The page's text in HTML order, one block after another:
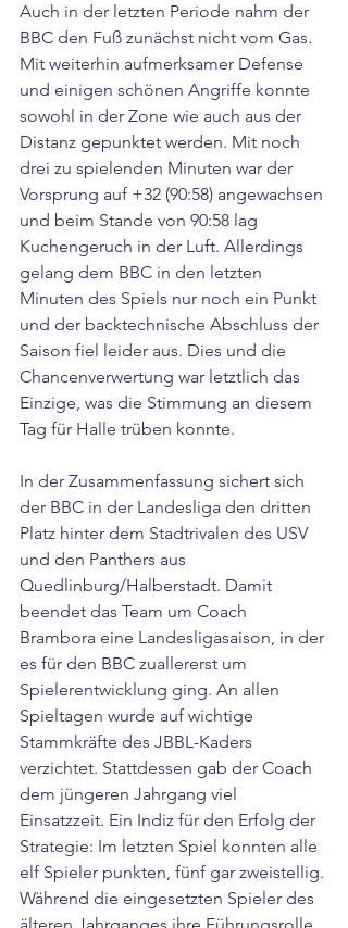
Auch in der letzten Periode nahm der
BBC den Fuß zunächst nicht vom Gas.
Mit weiterhin aufmerksamer Defense
und einigen schönen Angriffe konnte
sowohl in der Zone wie auch aus der
Distanz gepunktet werden. Mit noch
drei zu spielenden Minuten war der
Vorsprung auf +32 (90:58) angewachsen
und beim Stande von 90:58 lag
Kuchengeruch in der Luft. Allerdings
gelang dem BBC in den letzten
Minuten des Spiels nur noch ein Punkt
und der backtechnische Abschluss der
Saison fiel leider aus. Dies und die
Chancenverwertung war letztlich das
Einzige, was die Stimmung an diesem
Tag für Halle trüben konnte.
In der Zusammenfassung sichert sich
der BBC in der Landesliga den dritten
Platz hinter dem Stadtrivalen des USV
und den Panthers aus
Quedlinburg/Halberstadt. Damit
beendet das Team um Coach
Brambora eine Landesligasaison, in der
es für den BBC zuallererst um
Spielerentwicklung ging. An allen
Spieltagen wurde auf wichtige
Stammkräfte des JBBL-Kaders
verzichtet. Stattdessen gab der Coach
dem jüngeren Jahrgang viel
Einsatzzeit. Ein Indiz für den Erfolg der
Strategie: Im letzten Spiel konnten alle
elf Spieler punkten, fünf gar zweistellig.
Während die eingesetzten Spieler des